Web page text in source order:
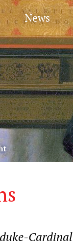
News
Cardinal